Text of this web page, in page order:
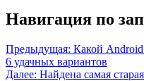
Навигация по
Предыдущая: Какой Android
6 удачных вариантов
Далее: Найдена самая